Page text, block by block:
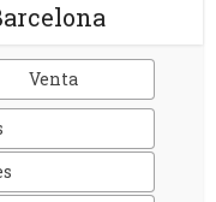
Venta